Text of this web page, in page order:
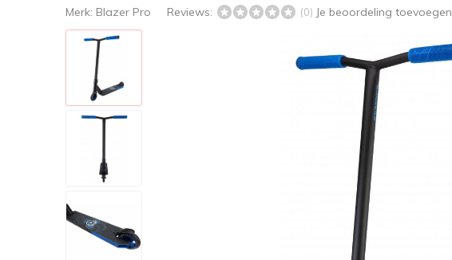
Merk: Blazer Pro Reviews: (0) Je beoordeling toevoegen